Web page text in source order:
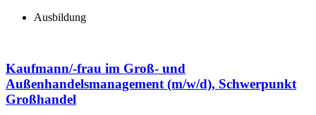
Ausbildung
Kaufmann/-frau im Groß- und
Außenhandelsmanagement (m/w/d), Schwerpunkt
Großhandel